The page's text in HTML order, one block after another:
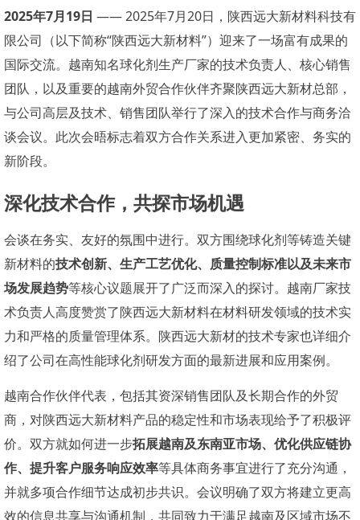
t
i
o
n
2025年7月19日 —— 2025年7月20日，陕西远大新材料科技有
限公司（以下简称“陕西远大新材料”）迎来了一场富有成果的
国际交流。越南知名球化剂生产厂家的技术负责人、核心销售
团队，以及重要的越南外贸合作伙伴齐聚陕西远大新材总部，
与公司高层及技术
销售团队举行了深入的技术合作与商务洽
谈会议。此次会晤标志着双方合作关系进入更加紧密、务实的
新阶段。
深化技术合作，共探市场机遇
会谈在务实、友好的氛围中进行。双方围绕球化剂等铸造关键
新材料的技术创新、生产工艺优化、质量控制标准以及未来市
场发展趋势等核心议题展开了广泛而深入的探讨。越南厂家技
术负责人高度赞赏了陕西远大新材料在材料研发领域的技术实
力和严格的质量管理体系。陕西远大新材的技术专家也详细介
绍了公司在高性能球化剂研发方面的最新进展和应用案例。
越南合作伙伴代表，包括其资深销售团队及长期合作的外贸
商，对陕西远大新材料产品的稳定性和市场表现给予了积极评
价。双方就如何进一步拓展越南及东南亚市场、优化供应链协
作、提升客户服务响应效率等具体商务事宜进行了充分沟通，
并就多项合作细节达成初步共识。会议明确了双方将建立更高
效的信息共享与沟通机制，共同致力于满足越南及区域市场不